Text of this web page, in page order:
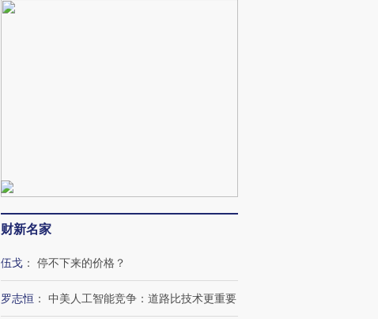
财新名家
伍戈 ： 停不下来的价格？
罗志恒 ： 中美人工智能竞争：道路比技术更重要